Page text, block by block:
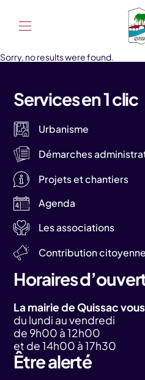
Sorry, no results were found.
Services en 1 clic
Urbanisme
Démarches
Projets et chantiers
Agenda
Les associations
Contribution citoyenne
Horaires
La mairie de Quissac
du lundi au vendredi
de 9h00 à 12h00
et de 14h00 à 17h30
Être alerté